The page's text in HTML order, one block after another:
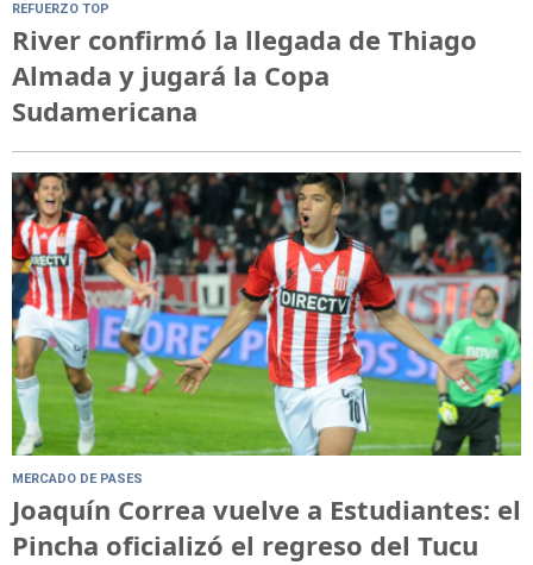
REFUERZO TOP
River confirmó la llegada de Thiago
Almada y jugará la Copa
Sudamericana
MERCADO DE PASES
Joaquín Correa vuelve a Estudiantes: el
Pincha oficializó el regreso del Tucu